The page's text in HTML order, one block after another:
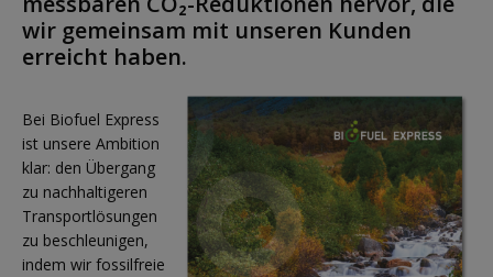
wir gemeinsam mit unseren Kunden
erreicht haben.
Bei Biofuel Express
ist unsere Ambition
klar: den Übergang
zu nachhaltigeren
Transportlösungen
zu beschleunigen,
indem wir fossilfreie